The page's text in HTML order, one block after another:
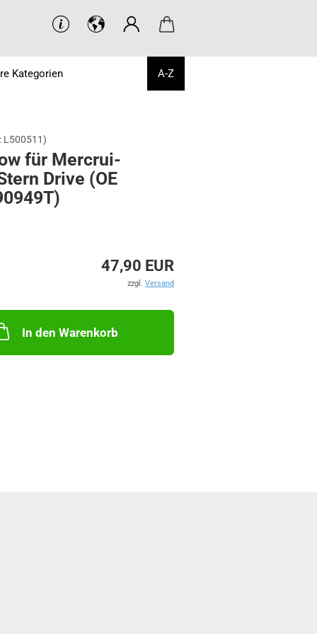
A-Z
Kategorien
L500511)
für Mer­crui­
Drive (OE
47,90 EUR
zzgl. Versand
In den Warenkorb